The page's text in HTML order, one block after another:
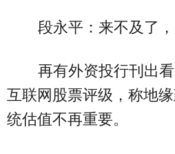
段永平：来不及了，
再有外资投行刊出
互联网股票评级，称地
统估值不再重要。